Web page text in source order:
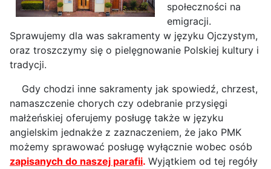
społeczności na
emigracji.
Sprawujemy dla was sakramenty w języku Ojczystym,
oraz troszczymy się o pielęgnowanie Polskiej kultury i
tradycji.
Gdy chodzi inne sakramenty jak spowiedź, chrzest,
namaszczenie chorych czy odebranie przysięgi
małżeńskiej oferujemy posługę także w języku
angielskim jednakże z zaznaczeniem, że jako PMK
możemy sprawować posługę wyłącznie wobec osób
zapisanych do naszej parafii. Wyjątkiem od tej regóły